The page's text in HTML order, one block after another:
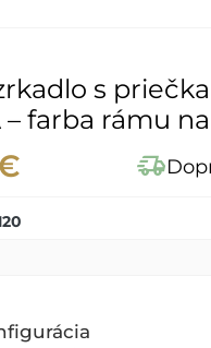
s
– farba rámu
delivery_truck_speed